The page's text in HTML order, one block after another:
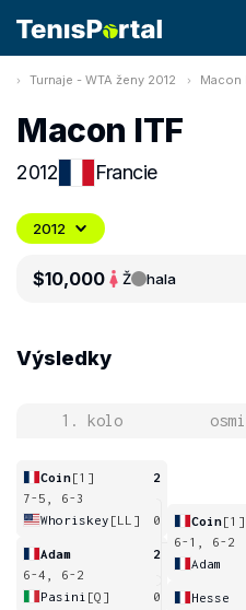
Turnaje - WTA ženy 2012 Macon
Macon ITF
2012 Francie
2012
$10,000 Ž hala
Výsledky
1. kolo
Coin[1]
2
7-5, 6-3
Whoriskey [LL] 0
Adam
2
6-4, 6-2
Pasini [Q] 0
Coin[1]
6-1, 6-2
Adam
Hesse